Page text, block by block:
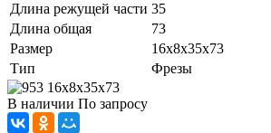
Длина режущей части 35
Длина общая
73
Размер
16x8x35x73
Тип
Фрезы
В наличии По запросу